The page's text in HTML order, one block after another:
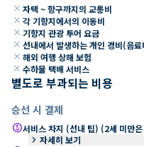
close 자택 ~ 항구까지의 교통비
close 각 기항지에서의 이동비
close 기항지 관광 투어 요금
close 선내에서 발생하는 개인 경비(음
close 해외 여행 상해 보험
close 수하물 택배 서비스
별도로 부과되는 비용
승선 시 결제
paid서비스 차지 (선내 팁) (2세 미만
keyboard_arrow_right 자세히 보기